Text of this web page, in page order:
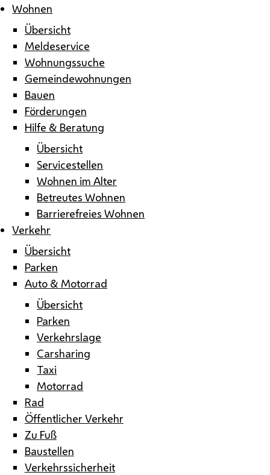
Wohnen
Übersicht
Meldeservice
Wohnungssuche
Gemeindewohnungen
Bauen
Förderungen
Hilfe & Beratung
Übersicht
Servicestellen
Wohnen im Alter
Betreutes Wohnen
Barrierefreies Wohnen
Verkehr
Übersicht
Parken
Auto & Motorrad
Übersicht
Parken
Verkehrslage
Carsharing
Taxi
Motorrad
Rad
Öffentlicher Verkehr
Zu Fuß
Baustellen
Verkehrssicherheit